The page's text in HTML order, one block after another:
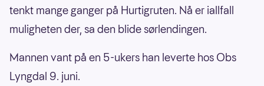
tenkt mange ganger på Hurtigruten. Nå er iallfall
muligheten der, sa den blide sørlendingen.
Mannen vant på en 5-ukers han leverte hos Obs
Lyngdal 9. juni.